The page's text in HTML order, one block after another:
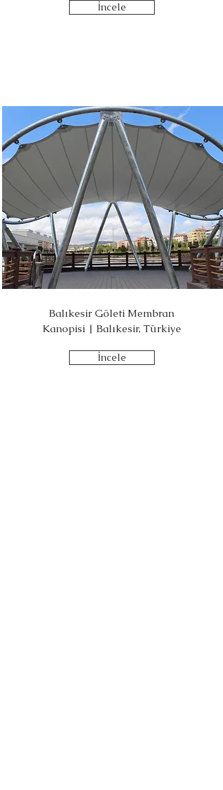
İncele
Balıkesir Göleti Membran
Kanopisi | Balıkesir, Türkiye
İncele